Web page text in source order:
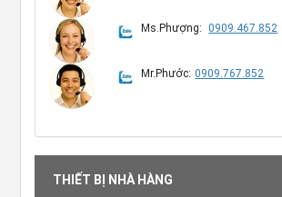
Ms.Phượng: 0909.467.852
Mr.Phước: 0909.767.852
THIẾT BỊ NHÀ HÀNG